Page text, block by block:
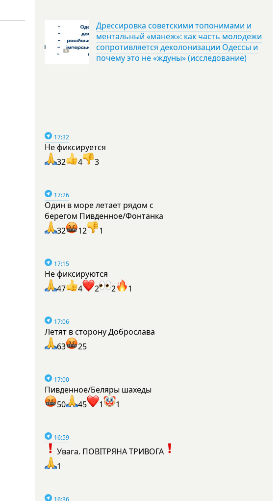
Дрессировка советскими топонимами и
ментальный «манеж»: как часть молодежи
сопротивляется деколонизации Одессы и
почему это не «ждуны» (исследование)
17:32
Не фиксируется
32
4 3
17:26
Один в море летает рядом с
берегом Пивденное/Фонтанка
32
12 1
17:15
Не фиксируются
47
4 2 2 1
17:06
Летят в сторону Доброслава
63
25
17:00
Пивденное/Беляры шахеды
50
45 1 1
16:59
Увага. ПОВІТРЯНА ТРИВОГА
1
16:36